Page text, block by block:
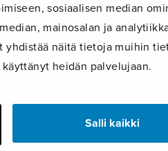
sosiaalisen median
mainosalan ja
yhdistää näitä tietoja muihin
heidän palvelujaan.
Salli kaikki